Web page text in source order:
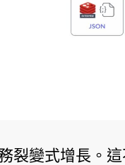
裂變式增長。